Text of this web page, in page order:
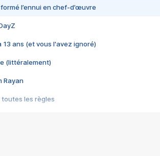
l’ennui en chef-d’œuvre
13 ans (et vous l'avez ignoré)
(littéralement)
Rayan
toutes les règles